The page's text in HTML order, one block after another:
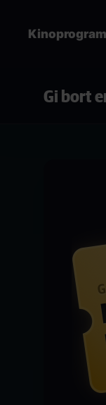
Kinoprogram
Gi bort